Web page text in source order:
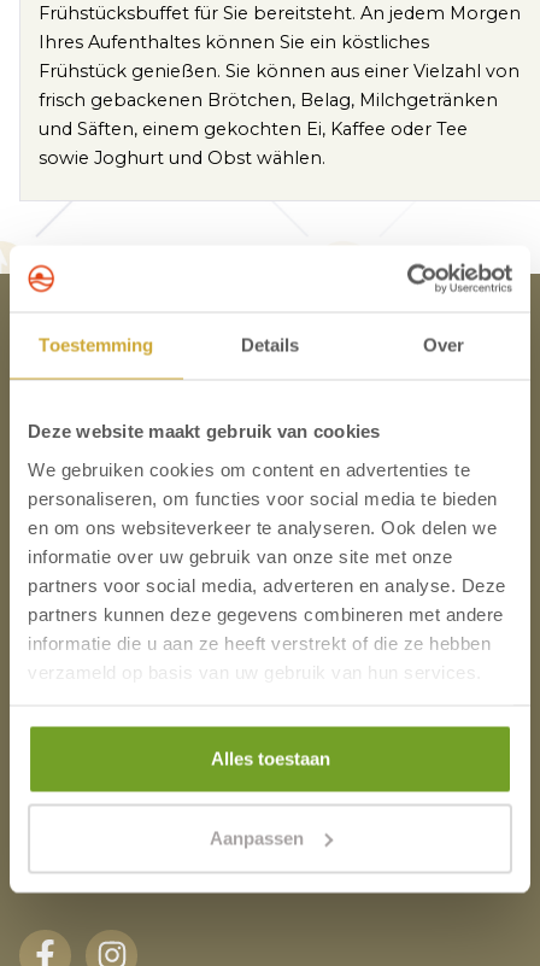
Toestemming Details Over
Deze website maakt gebruik van cookies
We gebruiken cookies om content en advertenties te
personaliseren, om functies voor social media te bieden
en om ons websiteverkeer te analyseren. Ook delen we
informatie over uw gebruik van onze site met onze
partners voor social media, adverteren en analyse. Deze
partners kunnen deze gegevens combineren met andere
informatie die u aan ze heeft verstrekt of die ze hebben
verzameld op basis van uw gebruik van hun services.
Alles toestaan
Aanpassen
Frühstücksbuffet für Sie bereitsteht. An jedem Morgen
Ihres Aufenthaltes können Sie ein köstliches
Frühstück genießen. Sie können aus einer Vielzahl von
frisch gebackenen Brötchen, Belag, Milchgetränken
und Säften, einem gekochten Ei, Kaffee oder Tee
sowie Joghurt und Obst wählen.
Hotel Neptunus
Lage & Anreise
Blog
Adresse
Zeeweg 42
1931 VJ Egmond aan Zee
Die Niederlande
phone_android +31(0)72 750 2051
info@hotelneptunus.nl
Umsatzsteuer-Identifikationsnummer:
NL8071.75.985.B01